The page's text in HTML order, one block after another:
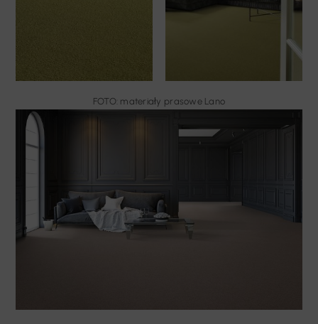
FOTO: materiały prasowe Lano